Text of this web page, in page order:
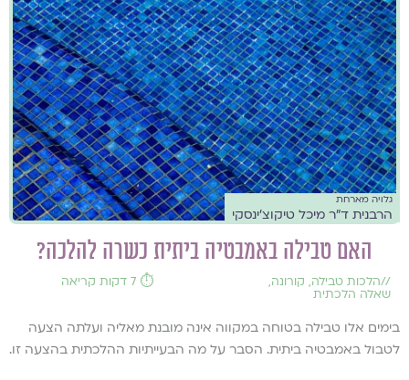
גלויה מארחת
הרבנית ד"ר מיכל טיקוצ'ינסקי
האם טבילה באמבטיה ביתית כשרה להלכה?
//הלכות טבילה, קורונה,
שאלה הלכתית
⏱️ 7 דקות קריאה
בימים אלו טבילה בטוחה במקווה אינה מובנת מאליה ועלתה הצעה
לטבול באמבטיה ביתית. הסבר על מה הבעייתיות ההלכתית בהצעה זו.